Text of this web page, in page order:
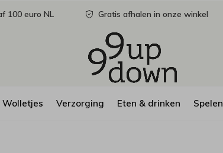
Wolletjes Verzorging Eten & drinken Spelen
100 euro NL Gratis afhalen in onze winkel